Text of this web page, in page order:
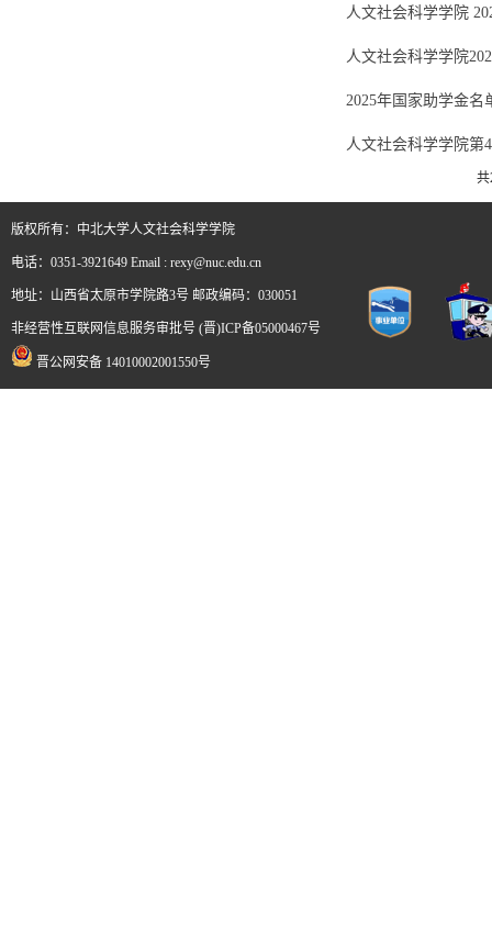
人文社会科学学院
人文社会科学学院
2025年国家助学金名
人文社会科学学院第
共
版权所有：中北大学人文社会科学学院
电话：0351-3921649 Email : rexy@nuc.edu.cn
地址：山西省太原市学院路3号 邮政编码：030051
非经营性互联网信息服务审批号 (晋)ICP备05000467号
晋公网安备 14010002001550号